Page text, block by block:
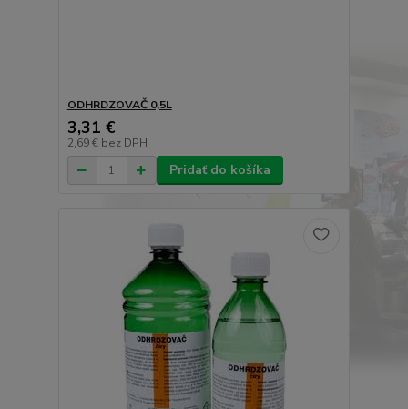
ODHRDZOVAČ 0,5L
3,31 €
2,69 € bez DPH
Pridať do košíka